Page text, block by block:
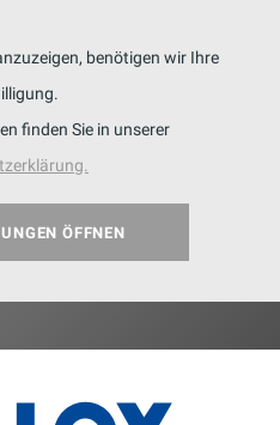
benötigen wir Ihre
finden Sie in unserer
ÖFFNEN